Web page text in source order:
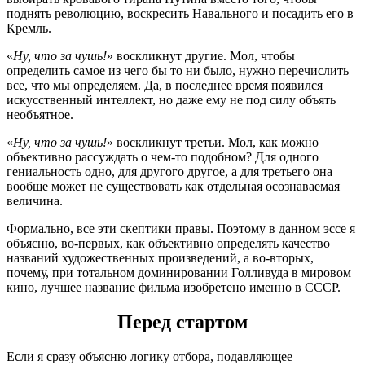
поднять революцию, воскресить Навального и посадить его в
Кремль.
«Ну, что за чушь!» воскликнут другие. Мол, чтобы
определить самое из чего бы то ни было, нужно перечислить
все, что мы определяем. Да, в последнее время появился
искусственный интеллект, но даже ему не под силу объять
необъятное.
«Ну, что за чушь!» воскликнут третьи. Мол, как можно
объективно рассуждать о чем-то подобном? Для одного
гениальность одно, для другого другое, а для третьего она
вообще может не существовать как отдельная осознаваемая
величина.
Формально, все эти скептики правы. Поэтому в данном эссе я
объясню, во-первых, как объективно определять качество
названий художественных произведений, а во-вторых,
почему, при тотальном доминировании Голливуда в мировом
кино, лучшее название фильма изобретено именно в СССР.
Перед стартом
Если я сразу объясню логику отбора, подавляющее